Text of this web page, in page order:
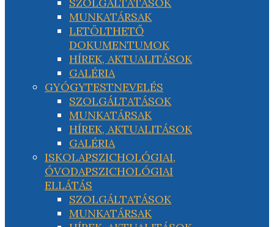
MUNKATÁRSAK
LETÖLTHETŐ
DOKUMENTUMOK
HÍREK, AKTUALITÁSOK
GALÉRIA
GYÓGYTESTNEVELÉS
SZOLGÁLTATÁSOK
MUNKATÁRSAK
HÍREK, AKTUALITÁSOK
GALÉRIA
ISKOLAPSZICHOLÓGIAI,
ÓVODAPSZICHOLÓGIAI
ELLÁTÁS
SZOLGÁLTATÁSOK
MUNKATÁRSAK